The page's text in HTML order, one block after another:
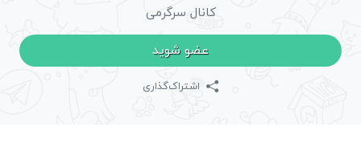
کانال سرگرمی
عضو شوید
اشتراک‌گذاری